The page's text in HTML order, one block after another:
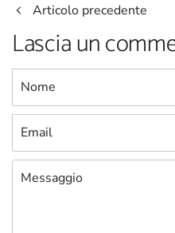
Articolo precedente
Lascia un
Nome
Email
Messaggio